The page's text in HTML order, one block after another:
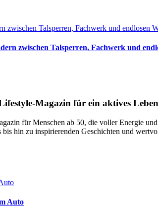
zwischen Talsperren, Fachwerk und
Magazin für ein aktives
für Menschen ab 50, die voller Energie
hin zu inspirierenden Geschichten und
Auto